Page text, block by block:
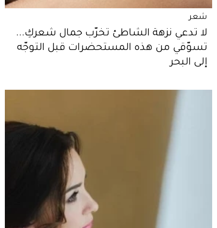
شعر
لا تدعي نزهة الشاطئ تخرّب جمال شعركِ...
تسوّقي من هذه المستحضرات قبل التوجّه
إلى البحر